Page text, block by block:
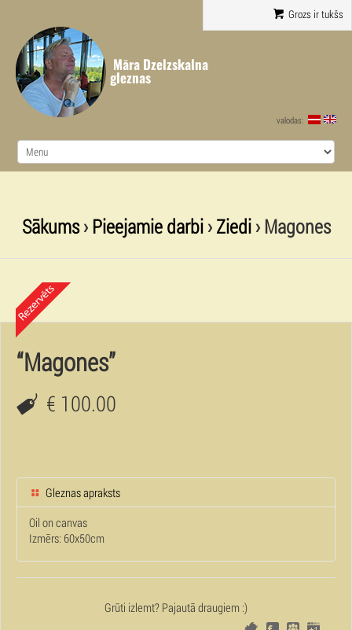
Grozs ir tukšs
Māra Dzelzskalna
gleznas
valodas:
Sākums› Pieejamie darbi›Ziedi› Magones
“Magones”
€ 100.00
Gleznas apraksts
Oil on canvas
Izmērs: 60x50cm
Grūti izlemt? Pajautā draugiem :)